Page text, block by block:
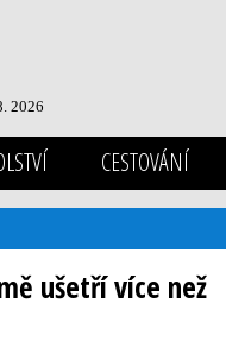
2026
CESTOVÁNÍ
ušetří více než